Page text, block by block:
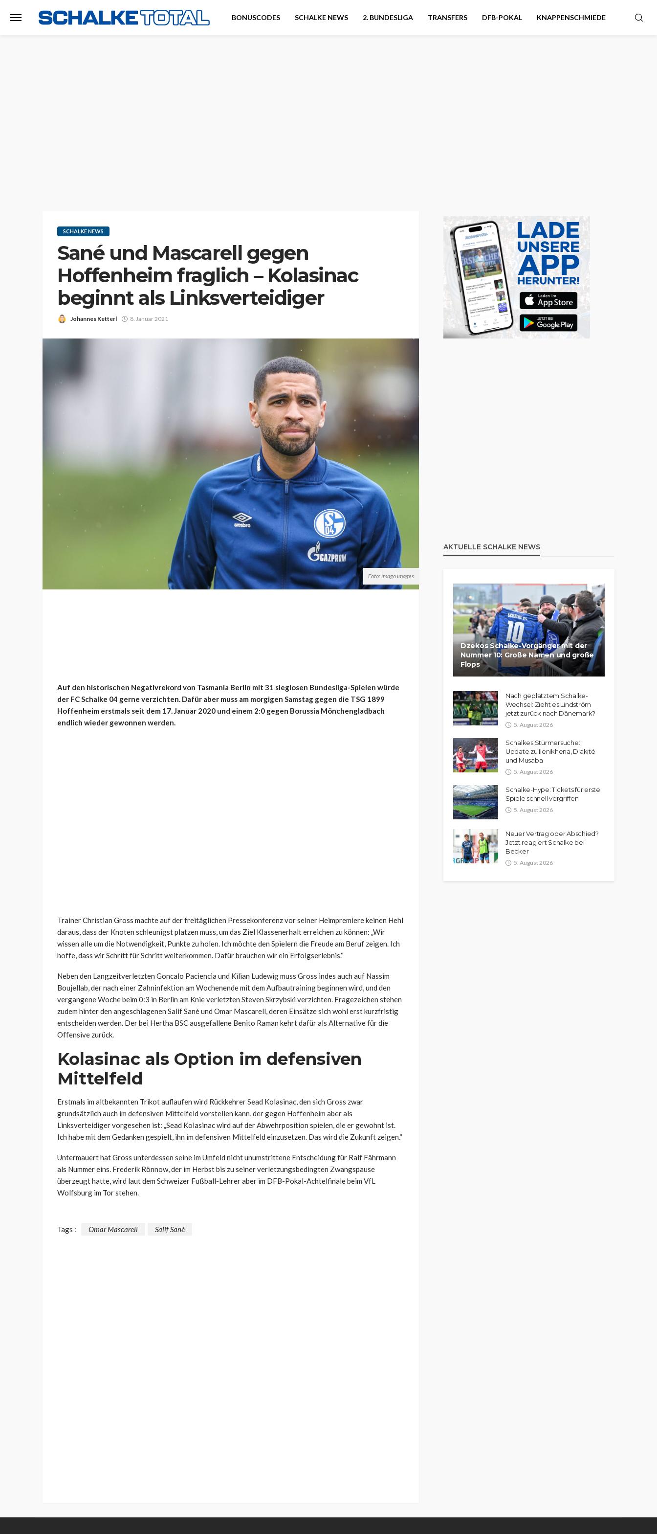
BONUSCODES SCHALKE NEWS 2. BUNDESLIGA TRANSFERS DFB-POKAL KNAPPENSCHMIEDE
SCHALKE NEWS
Sané und Mascarell gegen
Hoffenheim fraglich – Kolasinac
beginnt als Linksverteidiger
Johannes Ketterl 8. Januar 2021
Foto: imago images
Auf den historischen Negativrekord von Tasmania Berlin mit 31 sieglosen Bundesliga-Spielen würde
der FC Schalke 04 gerne verzichten. Dafür aber muss am morgigen Samstag gegen die TSG 1899
Hoffenheim erstmals seit dem 17. Januar 2020 und einem 2:0 gegen Borussia Mönchengladbach
endlich wieder gewonnen werden.
Trainer Christian Gross machte auf der freitäglichen Pressekonferenz vor seiner Heimpremiere keinen Hehl
daraus, dass der Knoten schleunigst platzen muss, um das Ziel Klassenerhalt erreichen zu können: „Wir
wissen alle um die Notwendigkeit, Punkte zu holen. Ich möchte den Spielern die Freude am Beruf zeigen. Ich
hoffe, dass wir Schritt für Schritt weiterkommen. Dafür brauchen wir ein Erfolgserlebnis.“
Neben den Langzeitverletzten Goncalo Paciencia und Kilian Ludewig muss Gross indes auch auf Nassim
Boujellab, der nach einer Zahninfektion am Wochenende mit dem Aufbautraining beginnen wird, und den
vergangene Woche beim 0:3 in Berlin am Knie verletzten Steven Skrzybski verzichten. Fragezeichen stehen
zudem hinter den angeschlagenen Salif Sané und Omar Mascarell, deren Einsätze sich wohl erst kurzfristig
entscheiden werden. Der bei Hertha BSC ausgefallene Benito Raman kehrt dafür als Alternative für die
Offensive zurück.
Kolasinac als Option im defensiven
Mittelfeld
Erstmals im altbekannten Trikot auflaufen wird Rückkehrer Sead Kolasinac, den sich Gross zwar
grundsätzlich auch im defensiven Mittelfeld vorstellen kann, der gegen Hoffenheim aber als
Linksverteidiger vorgesehen ist: „Sead Kolasinac wird auf der Abwehrposition spielen, die er gewohnt ist.
Ich habe mit dem Gedanken gespielt, ihn im defensiven Mittelfeld einzusetzen. Das wird die Zukunft zeigen.“
Untermauert hat Gross unterdessen seine im Umfeld nicht unumstrittene Entscheidung für Ralf Fährmann
als Nummer eins. Frederik Rönnow, der im Herbst bis zu seiner verletzungsbedingten Zwangspause
überzeugt hatte, wird laut dem Schweizer Fußball-Lehrer aber im DFB-Pokal-Achtelfinale beim VfL
Wolfsburg im Tor stehen.
Tags : Omar Mascarell Salif Sané
AKTUELLE SCHALKE NEWS
Dzekos Schalke-Vorgänger mit der
Nummer 10: Große Namen und große
Flops
Nach geplatztem Schalke-
Wechsel: Zieht es Lindström
jetzt zurück nach Dänemark?
5. August 2026
Schalkes Stürmersuche:
Update zu Ilenikhena, Diakité
und Musaba
5. August 2026
Schalke-Hype: Tickets für erste
Spiele schnell vergriffen
5. August 2026
Neuer Vertrag oder Abschied?
Jetzt reagiert Schalke bei
Becker
5. August 2026